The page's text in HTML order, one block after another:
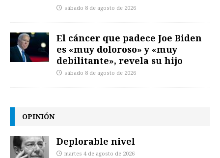
sábado 8 de agosto de 2026
El cáncer que padece Joe Biden
es «muy doloroso» y «muy
debilitante», revela su hijo
sábado 8 de agosto de 2026
OPINIÓN
Deplorable nivel
martes 4 de agosto de 2026